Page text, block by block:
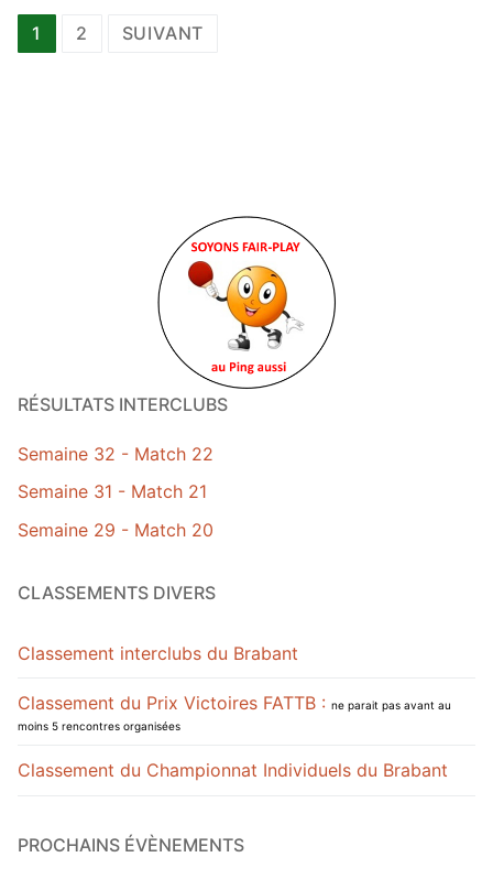
Navigation
1 2 SUIVANT
RÉSULTATS INTERCLUBS
Semaine 32 - Match 22
Semaine 31 - Match 21
Semaine 29 - Match 20
CLASSEMENTS DIVERS
Classement interclubs du Brabant
Classement du Prix Victoires FATTB : ne parait pas avant au
moins 5 rencontres organisées
Classement du Championnat Individuels du Brabant
PROCHAINS ÉVÈNEMENTS